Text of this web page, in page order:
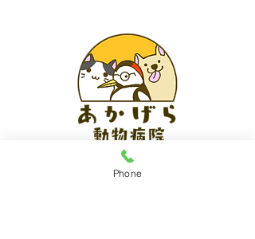
〒056-0017 ​新ひだか町静内御幸町6丁目3-31
Phone